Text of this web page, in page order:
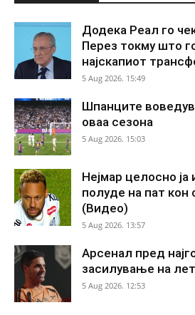
Додека Реал го
Перез токму што
најскапиот
5 Aug 2026. 15:49
Шпанците
оваа сезона
5 Aug 2026. 15:03
Нејмар целосно ја
полуде на пат кон
(Видео)
5 Aug 2026. 13:57
Арсенал пред
засилување на
5 Aug 2026. 12:53